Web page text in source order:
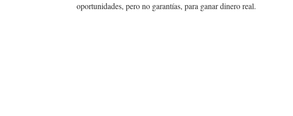
oportunidades, pero no garantías, para ganar dinero real.